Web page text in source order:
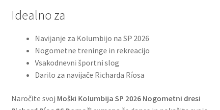
Idealno za
Navijanje za Kolumbijo na SP 2026
Nogometne treninge in rekreacijo
Vsakodnevni športni slog
Darilo za navijače Richarda Ríosa
Naročite svoj Moški Kolumbija SP 2026 Nogometni dresi